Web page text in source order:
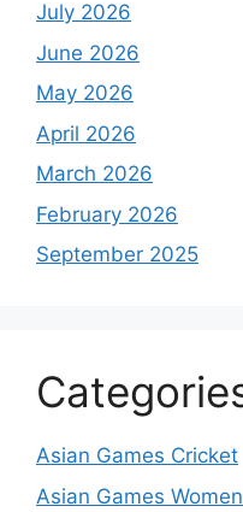
July 2026
June 2026
May 2026
April 2026
March 2026
February 2026
September 2025
Asian Games Cricket
Asian Games